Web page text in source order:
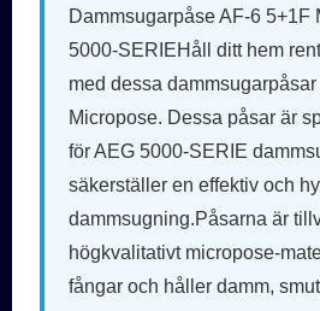
Dammsugarpåse AF-6 5+1F
5000-SERIEHåll ditt hem
med dessa
Micropose. Dessa påsar är
för AEG 5000-SERIE
säkerställer en effektiv och
dammsugning.Påsarna är
högkvalitativt micropose-
fångar och håller damm,